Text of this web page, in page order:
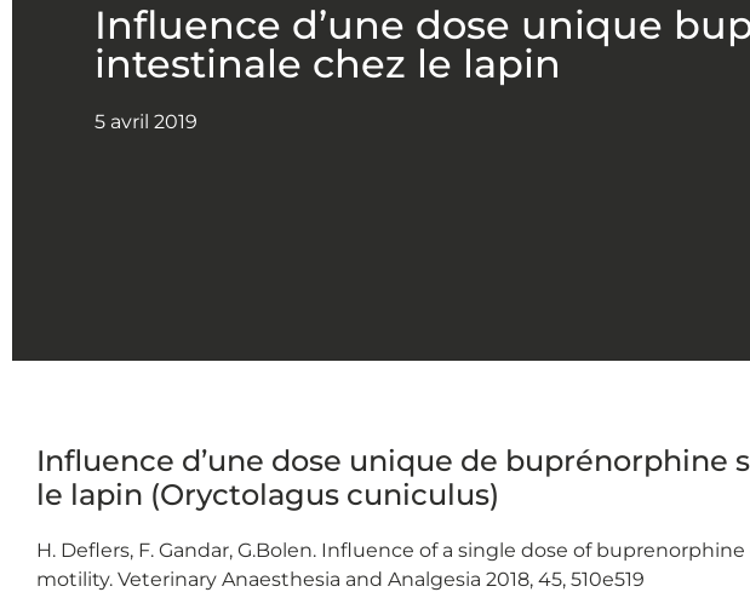
Influence d’une dose unique
intestinale chez le lapin
5 avril 2019
Influence d’une dose unique de
le lapin (Oryctolagus cuniculus)
H. Deflers, F. Gandar, G.Bolen. Influence of a single dose of
motility. Veterinary Anaesthesia and Analgesia 2018, 45, 510e519